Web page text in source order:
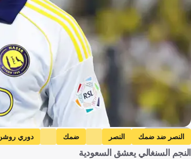
Getty Images
النصر ضد ضمك النصر ضمك دوري
النجم السنغالي يعشق السعودية